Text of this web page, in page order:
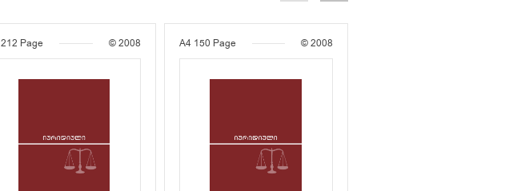
212 Page © 2008 A4 150 Page © 2008